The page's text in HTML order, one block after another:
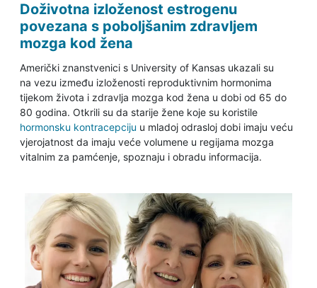
Doživotna izloženost estrogenu
povezana s poboljšanim zdravljem
mozga kod žena
Američki znanstvenici s University of Kansas ukazali su
na vezu između izloženosti reproduktivnim hormonima
tijekom života i zdravlja mozga kod žena u dobi od 65 do
80 godina. Otkrili su da starije žene koje su koristile
hormonsku kontracepciju u mladoj odrasloj dobi imaju veću
vjerojatnost da imaju veće volumene u regijama mozga
vitalnim za pamćenje, spoznaju i obradu informacija.